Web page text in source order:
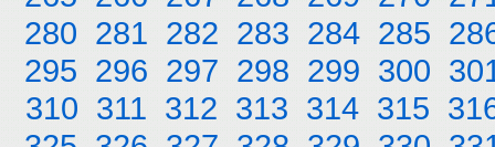
280 281 282 283 284 285
295 296 297 298 299 300
310 311 312 313 314 315